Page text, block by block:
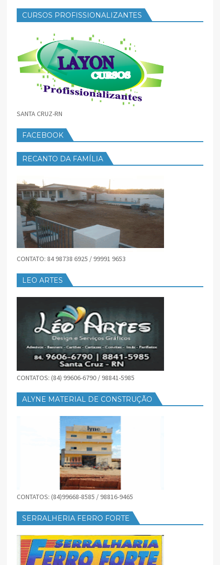
CURSOS PROFISSIONALIZANTES
SANTA CRUZ-RN
FACEBOOK
RECANTO DA FAMÍLIA
CONTATO: 84 98738 6925 / 99991 9653
LEO ARTES
CONTATOS: (84) 99606-6790 / 98841-5985
ALYNE MATERIAL DE CONSTRUÇÃO
CONTATOS: (84)99668-8585 / 98816-9465
SERRALHERIA FERRO FORTE